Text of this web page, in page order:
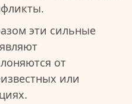
эти сильные
от
или